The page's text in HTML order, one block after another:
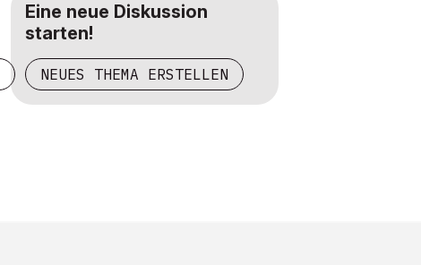
Eine neue Diskussion
starten!
NEUES THEMA ERSTELLEN